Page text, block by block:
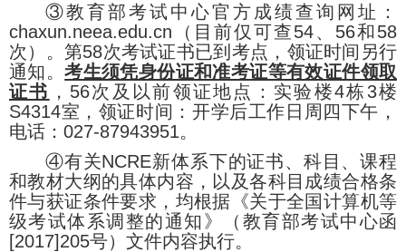
③教育部考试中心官方成绩查询网址：
chaxun.neea.edu.cn （目前仅可查54、 56和 58
次）。第58次考试证书已到考点，领证时间另行
通知。考生须凭身份证和准考证等有效证件领取
证书 ， 56次及以前领证地点：实验楼4栋 3楼
S4314室，领证时间：开学后工作日周四下午，
电话： 027-87943951。
④有关NCRE新体系下的证书、科目、课程
和教材大纲的具体内容，以及各科目成绩合格条
件与获证条件要求，均根据《关于全国计算机等
级考试体系调整的通知》（教育部考试中心函
[2017]205号）文件内容执行。